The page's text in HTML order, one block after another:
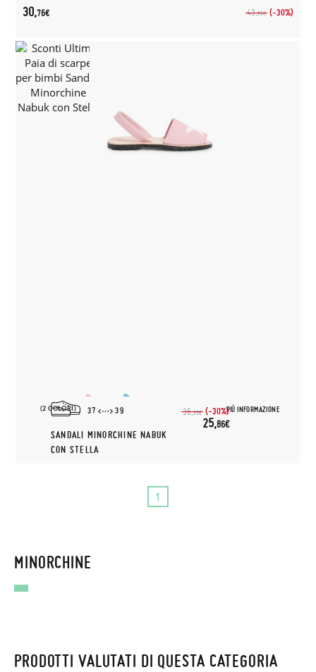
43,95€ (-30%)
30,76€
(2 COLORI) PIÙ INFORMAZIONE
37 39
SANDALI MINORCHINE NABUK
CON STELLA
36,95€ (-30%)
25,86€
1
MINORCHINE
PRODOTTI VALUTATI DI QUESTA CATEGORIA